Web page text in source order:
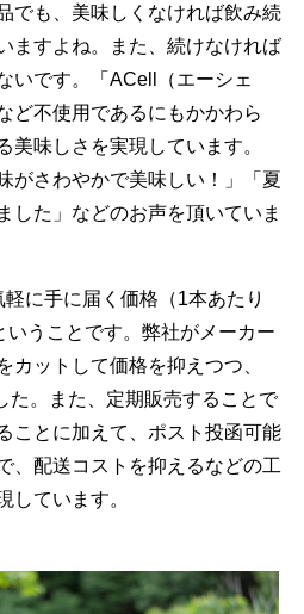
でも、美味しくなければ飲み続
ますよね。また、続けなければ
いです。「ACell（エーシェ
ど不使用であるにもかかわら
美味しさを実現しています。
がさわやかで美味しい！」「夏
した」などのお声を頂いていま
に手に届く価格（1本あたり
うことです。弊社がメーカー
カットして価格を抑えつつ、
た。また、定期販売することで
ことに加えて、ポスト投函可能
、配送コストを抑えるなどの工
しています。